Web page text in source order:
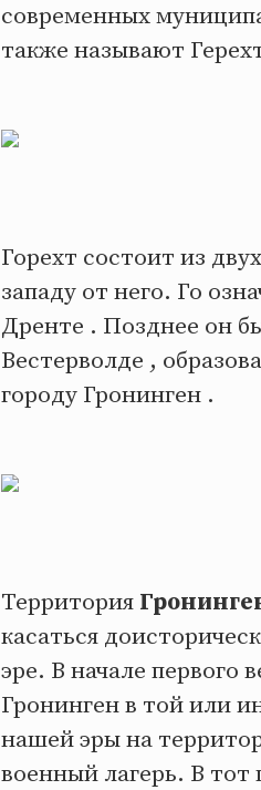
современных
также называют
Горехт состоит из
западу от него. Го
Дренте . Позднее он
Вестерволде ,
городу Гронинген .
Территория
касаться
эре. В начале первого
Гронинген в той или
нашей эры на
военный лагерь. В